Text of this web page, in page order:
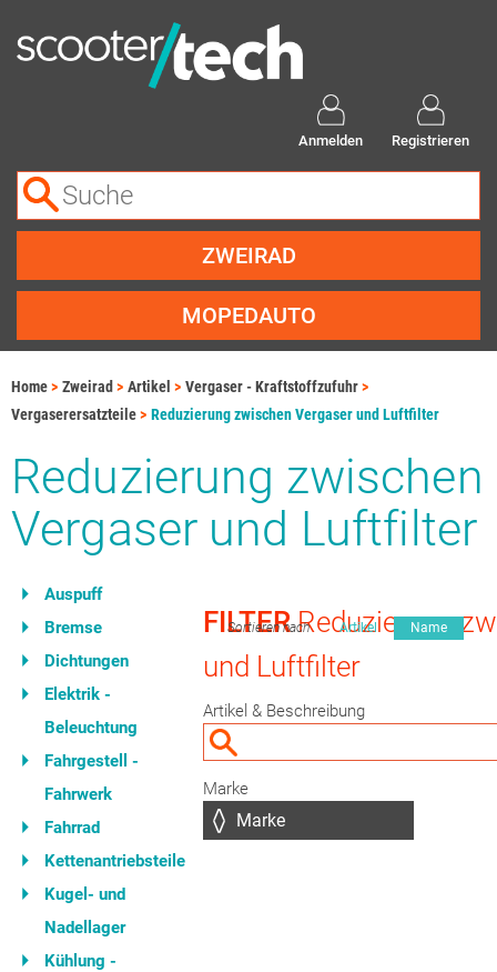
Anmelden Registrieren
ZWEIRAD
MOPEDAUTO
Home Zweirad Artikel
Vergaser - Kraftstoffzufuhr
Vergaserersatzteile
Reduzierung zwischen Vergaser und Luftfilter
Reduzierung zwischen
Vergaser und Luftfilter
Auspuff
Bremse
Dichtungen
Elektrik -
Beleuchtung
Fahrgestell -
Fahrwerk
Fahrrad
Kettenantriebsteile
Kugel- und
Nadellager
Kühlung -
FILTERReduzierung
und Luftfilter
Sortieren nach Artikel Name
Artikel & Beschreibung
Marke